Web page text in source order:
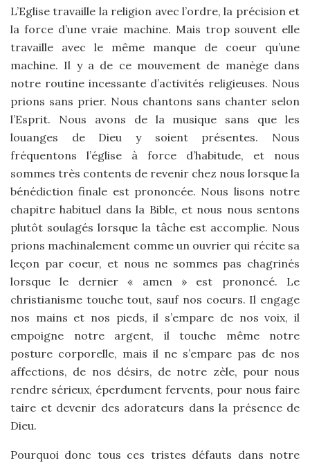
L’Eglise travaille la religion avec l’ordre, la précision et
la force d’une vraie machine. Mais trop souvent elle
travaille avec le même manque de coeur qu’une
machine. Il y a de ce mouvement de manège dans
notre routine incessante d’activités religieuses. Nous
prions sans prier. Nous chantons sans chanter selon
l’Esprit. Nous avons de la musique sans que les
louanges de Dieu y soient présentes. Nous
fréquentons l’église à force d’habitude, et nous
sommes très contents de revenir chez nous lorsque la
bénédiction finale est prononcée. Nous lisons notre
chapitre habituel dans la Bible, et nous nous sentons
plutôt soulagés lorsque la tâche est accomplie. Nous
prions machinalement comme un ouvrier qui récite sa
leçon par coeur, et nous ne sommes pas chagrinés
lorsque le dernier « amen » est prononcé. Le
christianisme touche tout, sauf nos coeurs. Il engage
nos mains et nos pieds, il s’empare de nos voix, il
empoigne notre argent, il touche même notre
posture corporelle, mais il ne s’empare pas de nos
affections, de nos désirs, de notre zèle, pour nous
rendre sérieux, éperdument fervents, pour nous faire
taire et devenir des adorateurs dans la présence de
Dieu.
Pourquoi donc tous ces tristes défauts dans notre